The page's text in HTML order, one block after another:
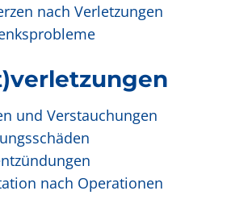
nach Verletzungen
und Verstauchungen
nach Operationen